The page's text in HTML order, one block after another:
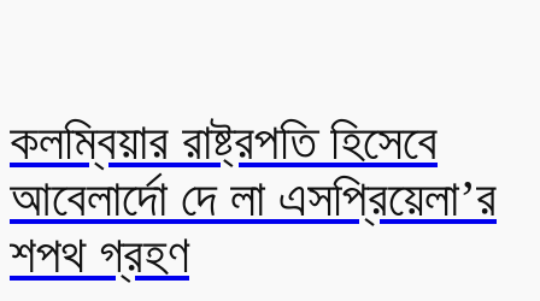
কলম্বিয়ার রাষ্ট্রপতি হিসেবে
আবেলার্দো দে লা এসপ্রিয়েলা’র
শপথ গ্রহণ